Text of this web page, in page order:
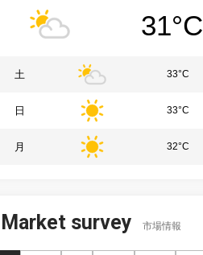
31°C
土 33°C
日 33°C
月 32°C
Market survey 市場情報